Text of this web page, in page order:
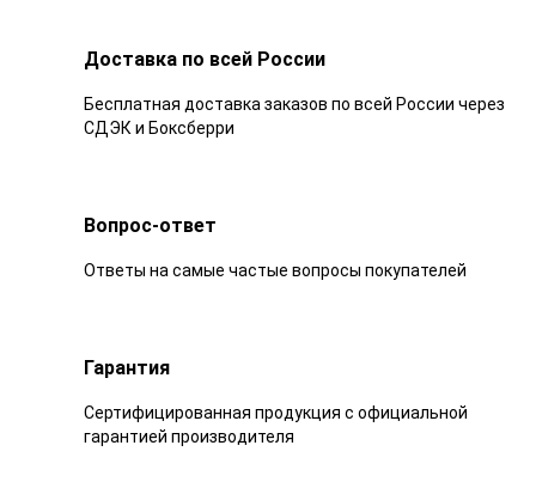
Доставка по всей России
Бесплатная доставка заказов по всей России через
СДЭК и Боксберри
Вопрос-ответ
Ответы на самые частые вопросы покупателей
Гарантия
Сертифицированная продукция с официальной
гарантией производителя